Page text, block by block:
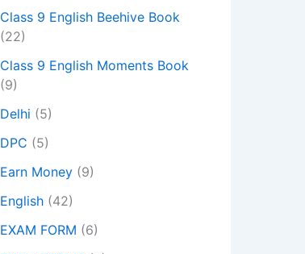
Class 9 English Beehive Book
(22)
Class 9 English Moments Book
(9)
Delhi (5)
DPC (5)
Earn Money (9)
English (42)
EXAM FORM (6)